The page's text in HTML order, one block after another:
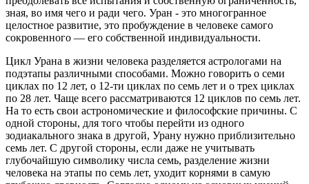
зная, во имя чего и ради чего. Уран - это многогранное
целостное развитие, это пробуждение в человеке самого
сокровенного — его собственной индивидуальности.
Цикл Урана в жизни человека разделяется астрологами на
подэтапы различными способами. Можно говорить о семи
циклах по 12 лет, о 12-ти циклах по семь лет и о трех циклах
по 28 лет. Чаще всего рассматриваются 12 циклов по семь лет.
На то есть свои астрономические и философские причины. С
одной стороны, для того чтобы перейти из одного
зодиакального знака в другой, Урану нужно приблизительно
семь лет. С другой стороны, если даже не учитывать
глубочайшую символику числа семь, разделение жизни
человека на этапы по семь лет, уходит корнями в самую